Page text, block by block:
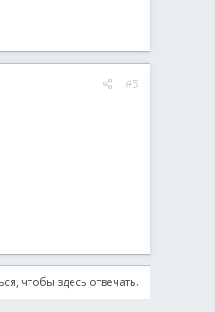
#5
чтобы здесь отвечать.